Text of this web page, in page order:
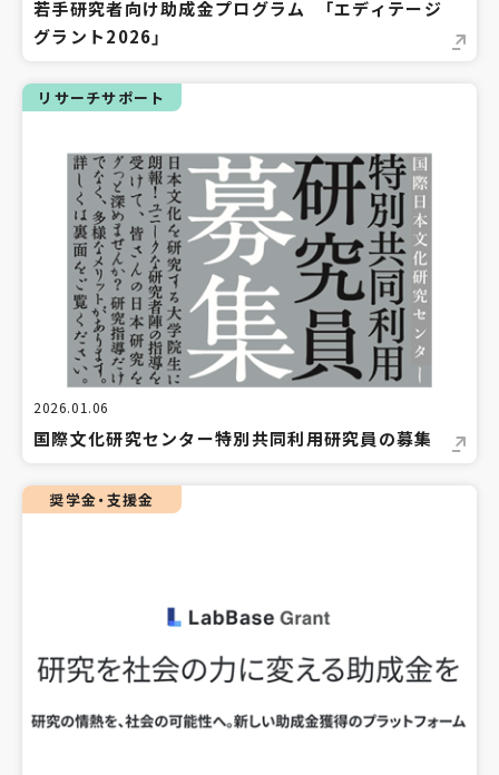
若手研究者向け助成金プログラム 「エディテージ
グラント2026」
リサーチサポート
2026.01.06
国際文化研究センター特別共同利用研究員の募集
奨学金・支援金